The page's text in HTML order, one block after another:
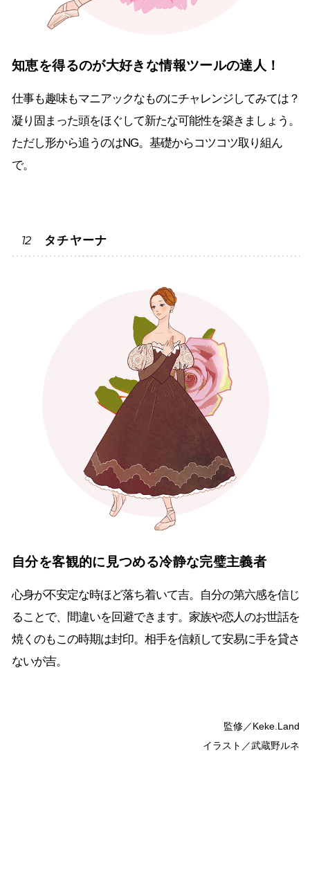
知恵を得るのが大好きな情報ツールの達人！
仕事も趣味もマニアックなものにチャレンジしてみては？
凝り固まった頭をほぐして新たな可能性を築きましょう。
ただし形から追うのはNG。基礎からコツコツ取り組ん
で。
タチヤーナ
自分を客観的に見つめる冷静な完璧主義者
心身が不安定な時ほど落ち着いて吉。自分の第六感を信じ
ることで、間違いを回避できます。家族や恋人のお世話を
焼くのもこの時期は封印。相手を信頼して安易に手を貸さ
ないが吉。
監修／Keke.Land
イラスト／武蔵野ルネ